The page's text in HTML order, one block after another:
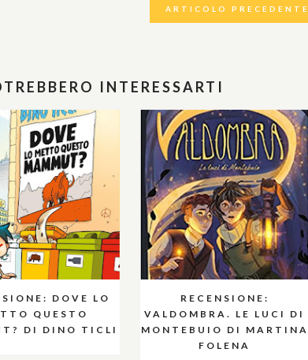
ARTICOLO PRECEDENTE
INTERESSARTI
DOVE LO
QUESTO
DI DINO TICLI
RECENSIONE:
VALDOMBRA. LE LUCI DI
MONTEBUIO DI MARTINA
FOLENA